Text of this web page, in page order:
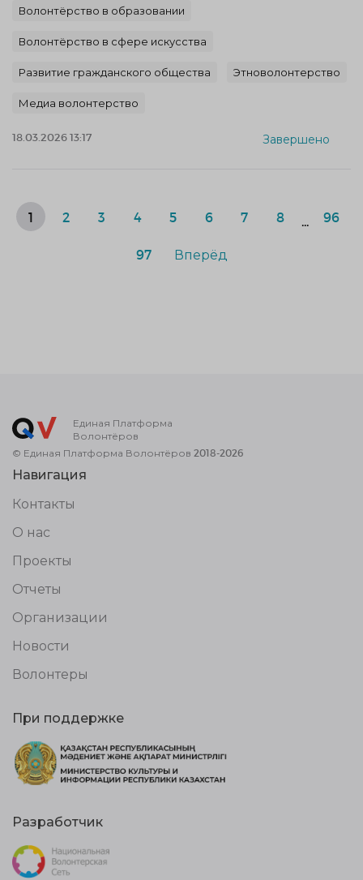
Волонтёрство в образовании
Волонтёрство в сфере искусства
Развитие гражданского общества Этноволонтерство
Медиа волонтерство
18.03.2026 13:17 Завершено
1 2 3 4 5 6 7 8 96
97 Вперёд
Единая Платформа
Волонтёров
© Единая Платформа Волонтёров 2018-2026
Навигация
Контакты
О нас
Проекты
Отчеты
Организации
Новости
Волонтеры
При поддержке
Разработчик